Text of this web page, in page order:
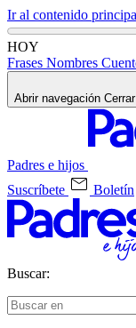
Ir al contenido
HOY
Frases Nombres
Abrir navegación
Padres e hijos
Suscríbete
Boletín
Buscar: